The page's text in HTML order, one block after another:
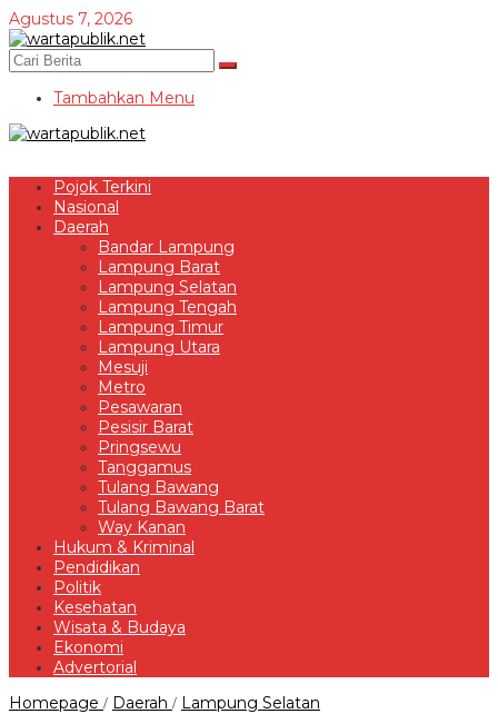
Lewati
ke
konten
Agustus 7, 2026
Tambahkan Menu
Pojok Terkini
Nasional
Daerah
Bandar Lampung
Lampung Barat
Lampung Selatan
Lampung Tengah
Lampung Timur
Lampung Utara
Mesuji
Metro
Pesawaran
Pesisir Barat
Pringsewu
Tanggamus
Tulang Bawang
Tulang Bawang Barat
Way Kanan
Hukum & Kriminal
Pendidikan
Politik
Kesehatan
Wisata & Budaya
Ekonomi
Advertorial
Homepage / Daerah / Lampung Selatan